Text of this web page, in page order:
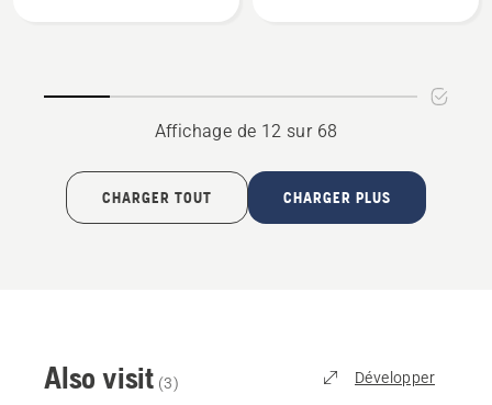
d'entretien
Affichage de 12 sur 68
CHARGER TOUT CHARGER PLUS
Also visit (3) Développer